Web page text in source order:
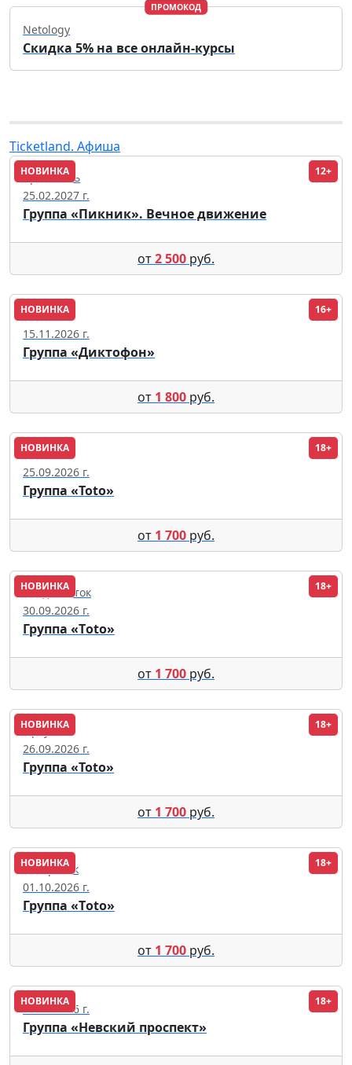
ПРОМОКОД
Netology
Скидка 5% на все онлайн-курсы
Ticketland. Афиша
НОВИНКА 12+
Ярославль
25.02.2027 г.
Группа «Пикник». Вечное движение
от2 500 руб.
НОВИНКА 16+
Москва
15.11.2026 г.
Группа «Диктофон»
от 1 800 руб.
НОВИНКА 18+
Сочи
25.09.2026 г.
Группа «Toto»
от 1 700 руб.
НОВИНКА 18+
Владивосток
30.09.2026 г.
Группа «Тoto»
от 1 700 руб.
НОВИНКА 18+
Иркутск
26.09.2026 г.
Группа «Toto»
от 1 700 руб.
НОВИНКА 18+
Хабаровск
01.10.2026 г.
Группа «Тoto»
от 1 700 руб.
НОВИНКА 18+
29.11.2026 г.
Группа «Невский проспект»